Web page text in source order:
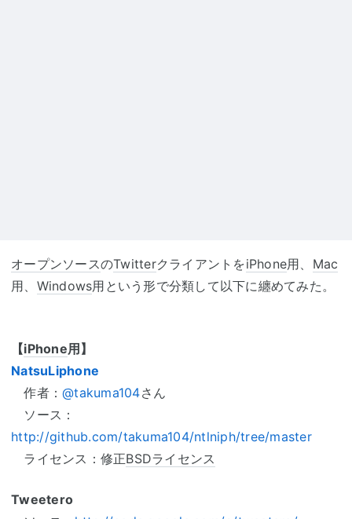
オープンソースのTwitterクライアントをiPhone用、 Mac
用、 Windows用という形で分類して以下に纏めてみた。
【iPhone用】
NatsuLiphone
作者： @takuma104さん
ソース：
http://github.com/takuma104/ntlniph/tree/master
ライセンス：修正BSDライセンス
Tweetero